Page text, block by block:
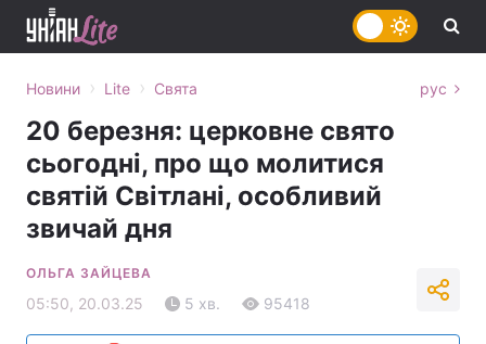
Новини › Lite › Свята рус
20 березня: церковне свято
сьогодні, про що молитися
святій Світлані, особливий
звичай дня
ОЛЬГА ЗАЙЦЕВА
05:50, 20.03.25 5 хв. 95418